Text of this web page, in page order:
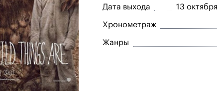
Дата выхода 13
Хронометраж
Жанры